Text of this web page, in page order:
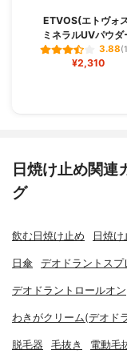
ETVOS(エトヴォ
ミネラルUVパウダ
3.88
¥2,310
日焼け止め関連
グ
飲む日焼け止め 日焼
日傘 デオドラントスプ
デオドラントロールオン
わきがクリーム(デオド
脱毛器 毛抜き 電動毛